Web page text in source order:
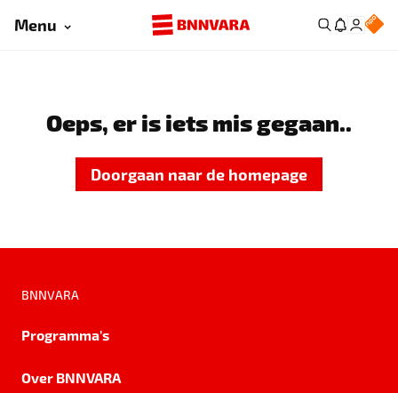
Menu
Oeps, er is iets mis gegaan..
Doorgaan naar de homepage
BNNVARA
Programma's
Over BNNVARA